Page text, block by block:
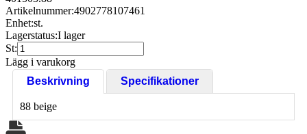
Artikelnummer:4902778107461
Enhet:st.
Lagerstatus:I lager
St:
Lägg i varukorg
Beskrivning
Specifikationer
88 beige